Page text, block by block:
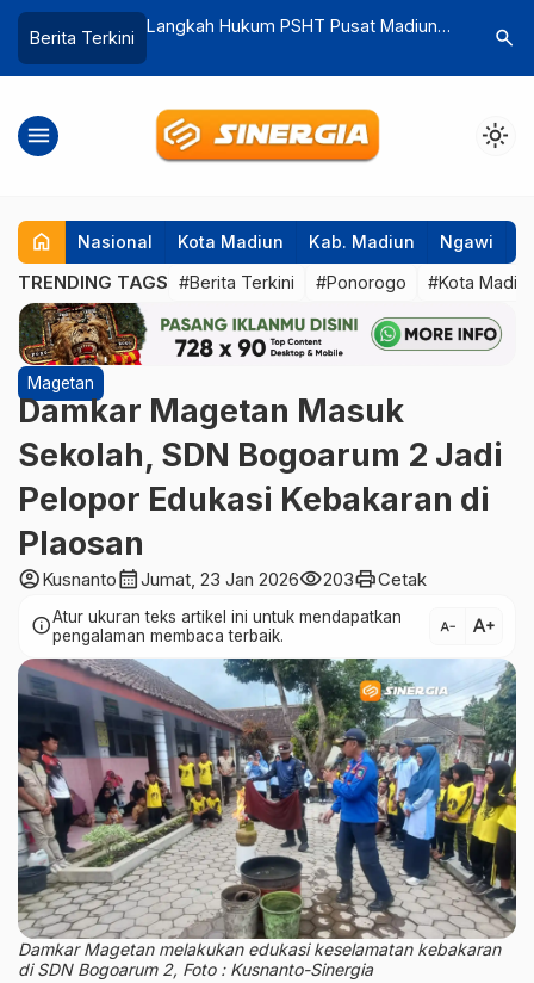
Berita Terkini
Hukum PSHT Pusat Madiun
Sepihak
Ini Link Download Logo
Berdaulat, Rakyat Sejahtera,
Maju
search
menu light_mode
home Nasional Kota Madiun Kab. Madiun Ngawi
TRENDING TAGS #Berita Terkini #Ponorogo #Kota
Magetan
Damkar Magetan Masuk
Sekolah, SDN Bogoarum 2 Jadi
Pelopor Edukasi Kebakaran di
Plaosan
account_circleKusnantocalendar_monthJumat, 23 Jan 2026visibility203printCetak
infoAtur ukuran teks artikel ini untuk mendapatkan
pengalaman membaca terbaik.
text_decrease text_increase
Damkar Magetan melakukan edukasi keselamatan kebakaran
di SDN Bogoarum 2, Foto : Kusnanto-Sinergia